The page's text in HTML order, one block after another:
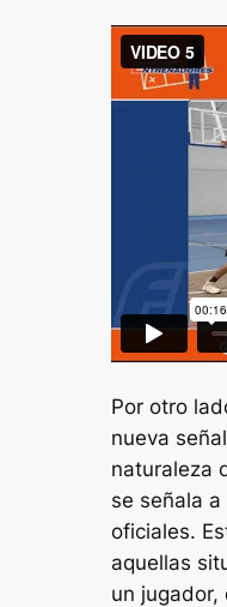
Por otro
nueva
naturaleza
se señala
oficiales.
aquellas
un jugador,